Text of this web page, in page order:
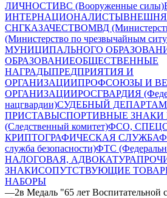
ЛИЧНОСТИВС (Вооруженные силы)
ИНТЕРНАЦИОНАЛИСТЫ
СНГКАЗАЧЕСТВОМВД
(Министерство по чрезвычайным
МУНИЦИПАЛЬНОГО
ОБРАЗОВАНИЕОБЩЕСТВЕННЫЕ
НАГРАДЫПРЕДПРИЯТИЯ И
ОРГАНИЗАЦИИПРОФСОЮЗЫ И
ОРГАНИЗАЦИИРОСГВАРДИЯ
нацгвардии)СУДЕБНЫЙ
ПРИСТАВЫСПОРТИВНЫЕ ЗНАКИ
(Следственный комитет)ФСО,
КРИПТОГРАФИЧЕСКАЯ СЛУЖБА
служба безопасности)ФТС
НАЛОГОВАЯ, АДВОКАТУРА
ЗНАКИСОПУТСТВУЮЩИЕ
НАБОРЫ
—2в Медаль "65 лет